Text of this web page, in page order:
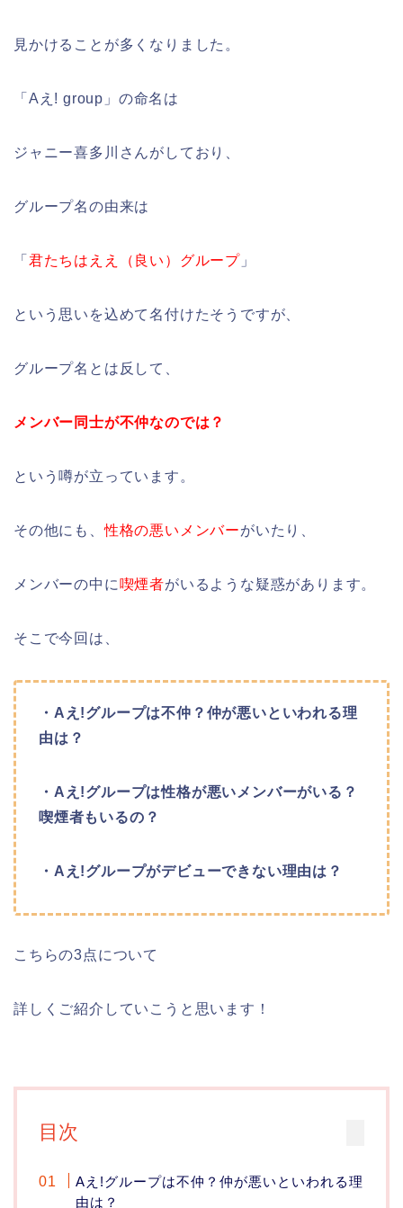
見かけることが多くなりました。
「Aえ! group」の命名は
ジャニー喜多川さんがしており、
グループ名の由来は
「 君たちはええ（良い）グループ 」
という思いを込めて名付けたそうですが、
グループ名とは反して、
メンバー同士が不仲なのでは？
という噂が立っています。
その他にも、性格の悪いメンバーがいたり、
メンバーの中に 喫煙者がいるような疑惑があります。
そこで今回は、
・Aえ!グループは不仲？仲が悪いといわれる理
由は？
・Aえ!グループは性格が悪いメンバーがいる？
喫煙者もいるの？
・Aえ!グループがデビューできない理由は？
こちらの3点について
詳しくご紹介していこうと思います！
目次
Aえ!グループは不仲？仲が悪いといわれる理
由は？